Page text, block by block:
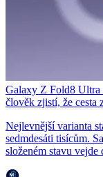
Galaxy Z Fold8 Ultra
člověk zjistí, že cesta
Nejlevnější varianta
sedmdesáti tisícům.
složeném stavu